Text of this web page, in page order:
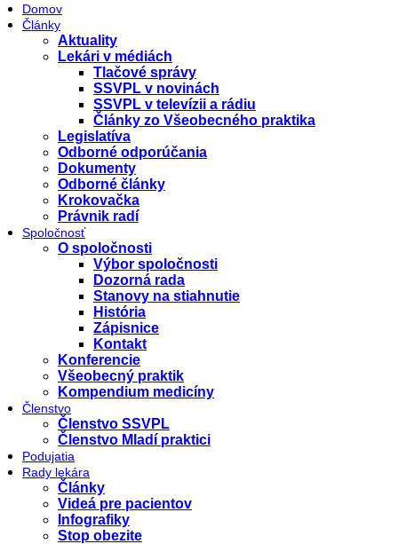
Domov
Články
Aktuality
Lekári v médiách
Tlačové správy
SSVPL v novinách
SSVPL v televízii a rádiu
Články zo Všeobecného praktika
Legislatíva
Odborné odporúčania
Dokumenty
Odborné články
Krokovačka
Právnik radí
Spoločnosť
O spoločnosti
Výbor spoločnosti
Dozorná rada
Stanovy na stiahnutie
História
Zápisnice
Kontakt
Konferencie
Všeobecný praktik
Kompendium medicíny
Členstvo
Členstvo SSVPL
Členstvo Mladí praktici
Podujatia
Rady lekára
Články
Videá pre pacientov
Infografiky
Stop obezite